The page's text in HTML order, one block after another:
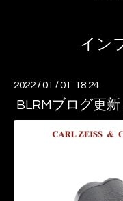
イン
2022 /01 /01 18:24
BLRMブログ更新